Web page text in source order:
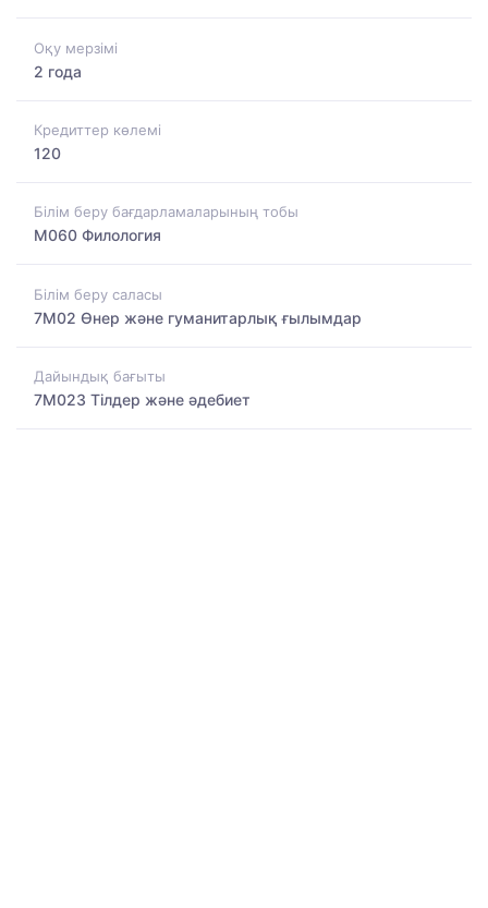
Оқу мерзімі
2 года
Кредиттер көлемі
120
Білім беру бағдарламаларының тобы
M060 Филология
Білім беру саласы
7M02 Өнер және гуманитарлық ғылымдар
Дайындық бағыты
7M023 Тілдер және әдебиет